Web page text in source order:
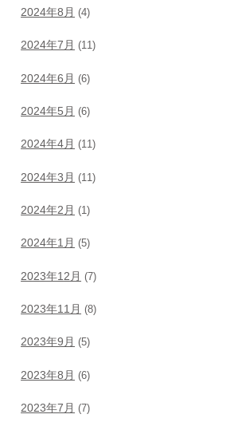
2024年8月 (4)
2024年7月 (11)
2024年6月 (6)
2024年5月 (6)
2024年4月 (11)
2024年3月 (11)
2024年2月 (1)
2024年1月 (5)
2023年12月 (7)
2023年11月 (8)
2023年9月 (5)
2023年8月 (6)
2023年7月 (7)